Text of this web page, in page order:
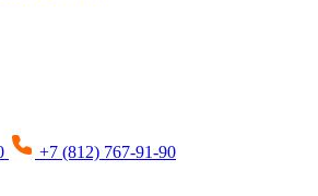
+7 (812) 767-91-90